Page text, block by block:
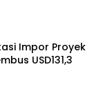
Impor Proyek
USD131,3